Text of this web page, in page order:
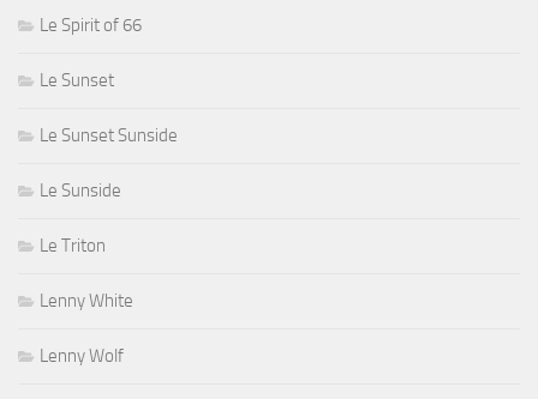
Le Spirit of 66
Le Sunset
Le Sunset Sunside
Le Sunside
Le Triton
Lenny White
Lenny Wolf